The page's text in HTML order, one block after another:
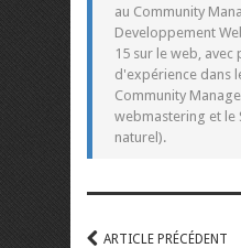
au Community
Developpement
15 sur le web, avec
d'expérience dans
Community
webmastering et le
naturel).
ARTICLE PRÉCÉDENT